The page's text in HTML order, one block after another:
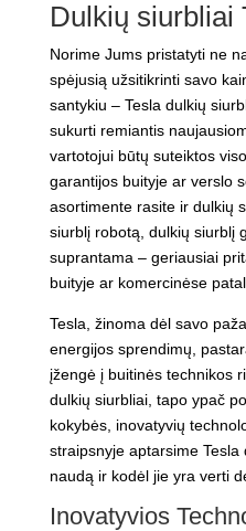
Dulkių siurbliai
Norime Jums pristatyti ne
spėjusią užsitikrinti savo
santykiu – Tesla dulkių
sukurti remiantis
vartotojui būtų suteiktos
garantijos buityje ar verslo
asortimente rasite ir dulkių
siurblį robotą, dulkių siurblį
suprantama – geriausiai
buityje ar komercinėse
Tesla, žinoma dėl savo
energijos sprendimų,
įžengė į buitinės technikos
dulkių siurbliai, tapo ypač
kokybės, inovatyvių
straipsnyje aptarsime
naudą ir kodėl jie yra verti
Inovatyvios